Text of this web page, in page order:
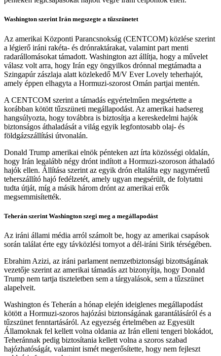
Washington szerint Irán megszegte a tűzszünetet
Az amerikai Központi Parancsnokság (CENTCOM) közlése szerint
a légierő iráni rakéta- és drónraktárakat, valamint part menti
radarállomásokat támadott. Washington azt állítja, hogy a művelet
válasz volt arra, hogy Irán egy öngyilkos drónnal megtámadta a
Szingapúr zászlaja alatt közlekedő M/V Ever Lovely teherhajót,
amely éppen elhagyta a Hormuzi-szorost Omán partjai mentén.
A CENTCOM szerint a támadás egyértelműen megsértette a
korábban kötött tűzszüneti megállapodást. Az amerikai hadsereg
hangsúlyozta, hogy továbbra is biztosítja a kereskedelmi hajók
biztonságos áthaladását a világ egyik legfontosabb olaj- és
földgázszállítási útvonalán.
Donald Trump amerikai elnök pénteken azt írta közösségi oldalán,
hogy Irán legalább négy drónt indított a Hormuzi-szoroson áthaladó
hajók ellen. Állítása szerint az egyik drón eltalálta egy nagyméretű
teherszállító hajó fedélzetét, amely ugyan megsérült, de folytatni
tudta útját, míg a másik három drónt az amerikai erők
megsemmisítették.
Teherán szerint Washington szegi meg a megállapodást
Az iráni állami média arról számolt be, hogy az amerikai csapások
során találat érte egy távközlési tornyot a dél-iráni Sirik térségében.
Ebrahim Azizi, az iráni parlament nemzetbiztonsági bizottságának
vezetője szerint az amerikai támadás azt bizonyítja, hogy Donald
Trump nem tartja tiszteletben sem a tárgyalások, sem a tűzszünet
alapelveit.
Washington és Teherán a hónap elején ideiglenes megállapodást
kötött a Hormuzi-szoros hajózási biztonságának garantálásáról és a
tűzszünet fenntartásáról. Az egyezség értelmében az Egyesült
Államoknak fel kellett volna oldania az Irán elleni tengeri blokádot,
Teheránnak pedig biztosítania kellett volna a szoros szabad
hajózhatóságát, valamint ismét megerősítette, hogy nem fejleszt